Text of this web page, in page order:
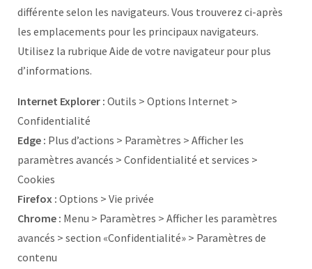
différente selon les navigateurs. Vous trouverez ci-après
les emplacements pour les principaux navigateurs.
Utilisez la rubrique Aide de votre navigateur pour plus
d’informations.
Internet Explorer : Outils > Options Internet >
Confidentialité
Edge : Plus d’actions > Paramètres > Afficher les
paramètres avancés > Confidentialité et services >
Cookies
Firefox : Options > Vie privée
Chrome : Menu > Paramètres > Afficher les paramètres
avancés > section «Confidentialité» > Paramètres de
contenu